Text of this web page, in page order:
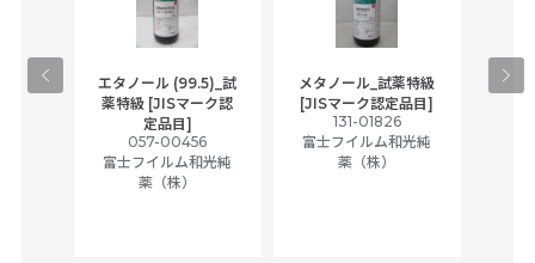
エタノール (99.5)_試
薬特級 [JISマーク認
定品目]
057-00456
富士フイルム和光純
薬（株）
メタノール_試薬特級
[JISマーク認定品目]
131-01826
富士フイルム和光純
薬（株）
ア